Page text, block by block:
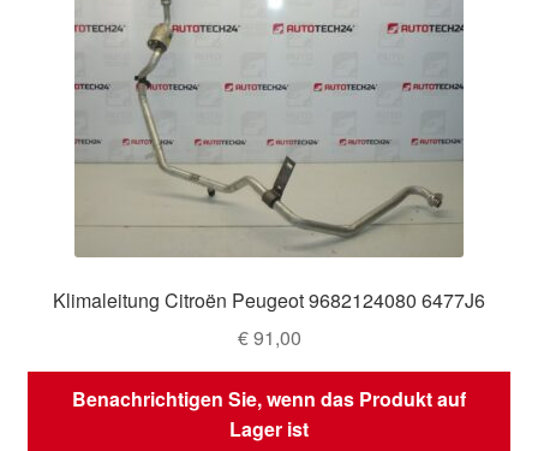
Klimaleitung Citroën Peugeot 9682124080 6477J6
€91,00
Benachrichtigen Sie, wenn das Produkt auf
Lager ist